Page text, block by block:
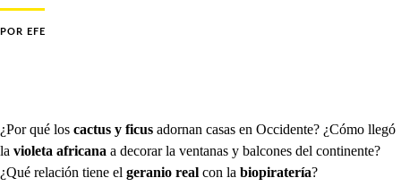
POR EFE
¿Por qué los cactus y ficus adornan casas en Occidente? ¿Cómo llegó
la violeta africana a decorar la ventanas y balcones del continente?
¿Qué relación tiene el geranio real con la biopiratería?